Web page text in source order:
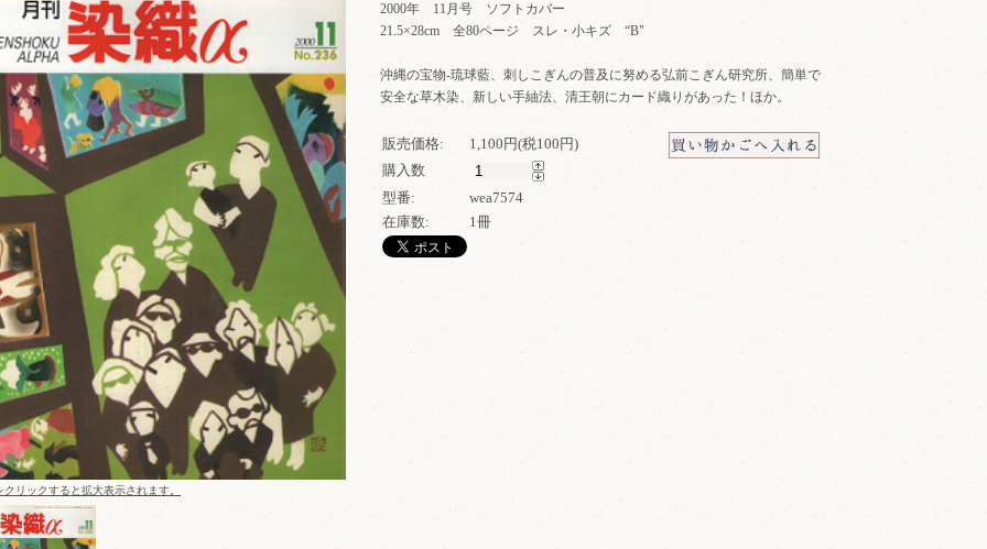
2000年 11月号 ソフトカバー
21.5×28cm 全80ページ スレ・小キズ “B"
沖縄の宝物-琉球藍、刺しこぎんの普及に努める弘前こぎん研究所、簡単で
安全な草木染、新しい手紬法、清王朝にカード織りがあった！ほか。
販売価格:
1,100円(税100円)
購入数
型番:
wea7574
在庫数:
1冊
リックすると拡大表示されます。